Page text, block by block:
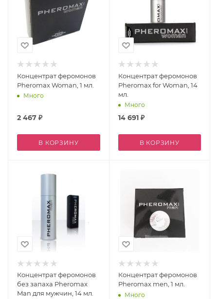
Концентрат феромонов
Pheromax Woman, 1 мл.
Много
2 467 ₽
В КОРЗИНУ
Концентрат феромонов
Pheromax for Woman, 14
мл.
Много
14 691₽
В КОРЗИНУ
Концентрат феромонов
без запаха Pheromax
Man для мужчин, 14 мл.
Концентрат феромонов
Pheromax men, 1 мл.
Много